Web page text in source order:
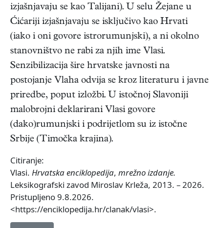
izjašnjavaju se kao Talijani). U selu Žejane u
Ćićariji izjašnjavaju se isključivo kao Hrvati
(iako i oni govore istrorumunjski), a ni okolno
stanovništvo ne rabi za njih ime Vlasi.
Senzibilizacija šire hrvatske javnosti na
postojanje Vlaha odvija se kroz literaturu i javne
priredbe, poput izložbi. U istočnoj Slavoniji
malobrojni deklarirani Vlasi govore
(dako)rumunjski i podrijetlom su iz istočne
Srbije (Timočka krajina).
Citiranje:
Vlasi. Hrvatska enciklopedija, mrežno izdanje.
Leksikografski zavod Miroslav Krleža, 2013. – 2026.
Pristupljeno 9.8.2026.
<https://enciklopedija.hr/clanak/vlasi>.